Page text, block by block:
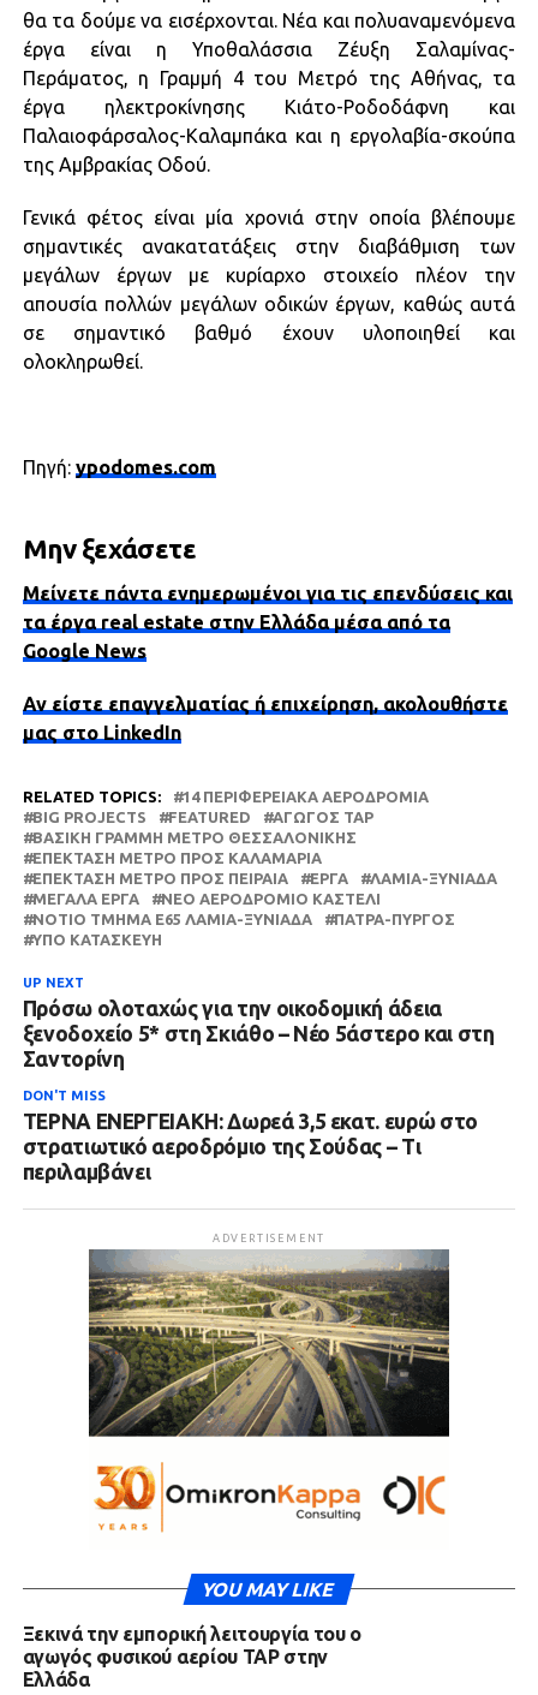
θα τα δούμε να εισέρχονται. Νέα και πολυαναμενόμενα
έργα είναι η Υποθαλάσσια Ζέυξη Σαλαμίνας-
Περάματος, η Γραμμή 4 του Μετρό της Αθήνας, τα
έργα ηλεκτροκίνησης Κιάτο-Ροδοδάφνη και
Παλαιοφάρσαλος-Καλαμπάκα και η εργολαβία-σκούπα
της Αμβρακίας Οδού.
Γενικά φέτος είναι μία χρονιά στην οποία βλέπουμε
σημαντικές ανακατατάξεις στην διαβάθμιση των
μεγάλων έργων με κυρίαρχο στοιχείο πλέον την
απουσία πολλών μεγάλων οδικών έργων, καθώς αυτά
σε σημαντικό βαθμό έχουν υλοποιηθεί και
ολοκληρωθεί.
Πηγή: ypodomes.com
Μην ξεχάσετε
Μείνετε πάντα ενημερωμένοι για τις επενδύσεις και
τα έργα real estate στην Ελλάδα μέσα από τα
Google News
Αν είστε επαγγελματίας ή επιχείρηση, ακολουθήστε
μας στο LinkedIn
RELATED TOPICS:
14 ΠΕΡΙΦΕΡΕΙΑΚΆ ΑΕΡΟΔΡΌΜΙΑ
BIG PROJECTS
FEATURED
ΑΓΩΓΌΣ TAP
ΒΑΣΙΚΗ ΓΡΑΜΜΗ ΜΕΤΡΟ ΘΕΣΣΑΛΟΝΙΚΗΣ
ΕΠΈΚΤΑΣΗ ΜΕΤΡΌ ΠΡΟΣ ΚΑΛΑΜΑΡΙΆ
ΕΠΈΚΤΑΣΗ ΜΕΤΡΌ ΠΡΟΣ ΠΕΙΡΑΙΆ
ΈΡΓΑ
ΛΑΜΊΑ-ΞΥΝΙΆΔΑ
ΜΕΓΆΛΑ ΈΡΓΑ
ΝΈΟ ΑΕΡΟΔΡΌΜΙΟ ΚΑΣΤΈΛΙ
ΝΌΤΙΟ ΤΜΉΜΑ Ε65 ΛΑΜΊΑ-ΞΥΝΙΆΔΑ
ΠΆΤΡΑ-ΠΎΡΓΟΣ
ΥΠΌ ΚΑΤΑΣΚΕΥΉ
UP NEXT
Πρόσω ολοταχώς για την οικοδομική άδεια
ξενοδοχείο 5* στη Σκιάθο – Νέο 5άστερο και στη
Σαντορίνη
DON'T MISS
ΤΕΡΝΑ ΕΝΕΡΓΕΙΑΚΗ: Δωρεά 3,5 εκατ. ευρώ στο
στρατιωτικό αεροδρόμιο της Σούδας – Τι
περιλαμβάνει
ADVERTISEMENT
YOU MAY LIKE
Ξεκινά την εμπορική λειτουργία του ο
αγωγός φυσικού αερίου TAP στην
Ελλάδα